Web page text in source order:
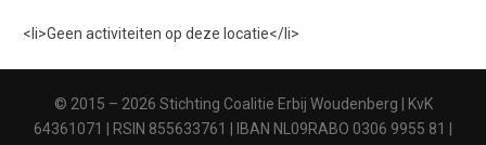
<li>Geen activiteiten op deze locatie</li>
© 2015 – 2026 Stichting Coalitie Erbij Woudenberg | KvK
64361071 | RSIN 855633761 | IBAN NL09RABO 0306 9955 81 |